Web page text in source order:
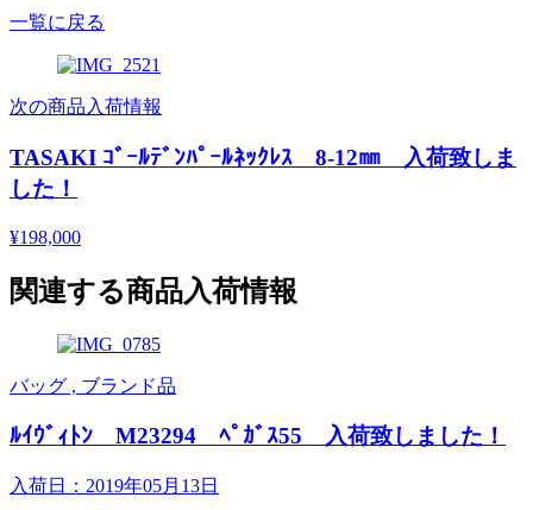
一覧に戻る
次の商品入荷情報
TASAKI ｺﾞｰﾙﾃﾞﾝﾊﾟｰﾙﾈｯｸﾚｽ 8-12㎜ 入荷致しま
した！
¥198,000
関連する商品入荷情報
バッグ , ブランド品
ﾙｲｳﾞｨﾄﾝ M23294 ﾍﾟｶﾞｽ55 入荷致しました！
入荷日：2019年05月13日